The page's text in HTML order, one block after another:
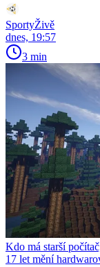
SportyŽivě
dnes, 19:57
3 min
Kdo má starší
17 let mění